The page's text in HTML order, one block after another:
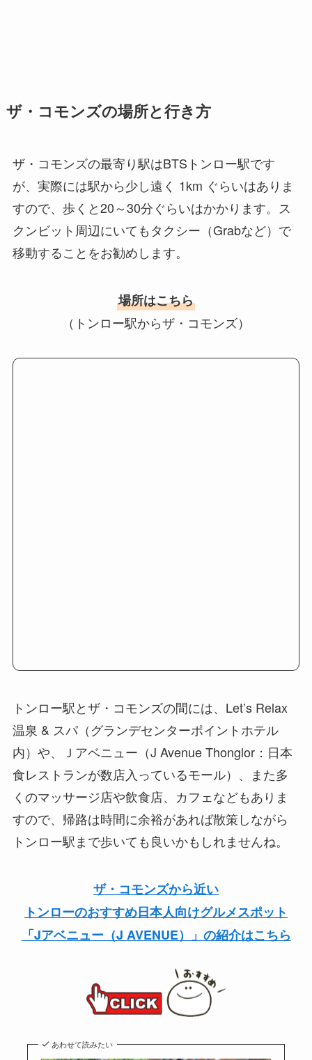
ザ・コモンズの場所と行き方
ザ・コモンズの最寄り駅はBTSトンロー駅です
が、実際には駅から少し遠く 1km ぐらいはありま
すので、歩くと20～30分ぐらいはかかります。ス
クンビット周辺にいてもタクシー（Grabなど）で
移動することをお勧めします。
場所はこちら
（トンロー駅からザ・コモンズ）
トンロー駅とザ・コモンズの間には、Let’s Relax
温泉 & スパ（グランデセンターポイントホテル
内）や、Ｊアベニュー（J Avenue Thonglor：日本
食レストランが数店入っているモール）、また多
くのマッサージ店や飲食店、カフェなどもありま
すので、帰路は時間に余裕があれば散策しながら
トンロー駅まで歩いても良いかもしれませんね。
ザ・コモンズから近い
トンローのおすすめ日本人向けグルメスポット
「Jアベニュー（J AVENUE）」の紹介はこちら
あわせて読みたい